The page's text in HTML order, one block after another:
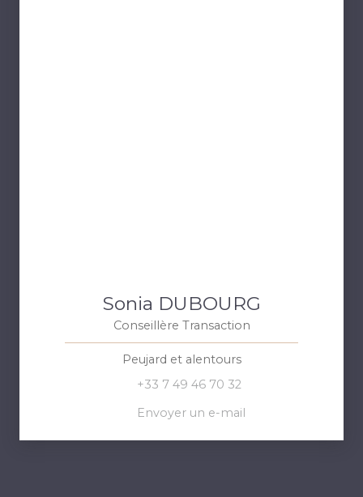
Sonia DUBOURG
Conseillère Transaction
Peujard et alentours
+33 7 49 46 70 32
Envoyer un e-mail